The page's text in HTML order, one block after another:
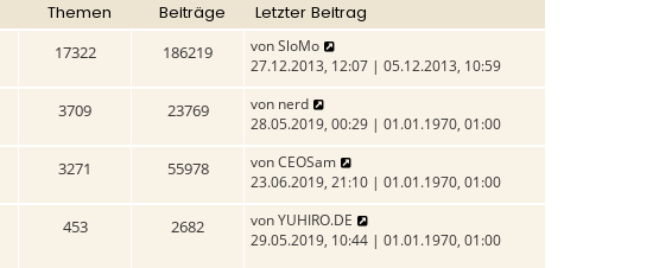
r
B
e
i
t
r
a
g
s
e
r
e
i
r
a
g
Themen Beiträge Letzter Beitrag
17322 186219 vonSloMo
e
u
s
t
e
r
B
e
i
27.12.2013, 12:07 | 05.12.2013, 10:59
3709 23769 von nerd
e
u
e
s
t
e
r
28.05.2019, 00:29 | 01.01.1970, 01:00
3271 55978 vonCEOSam
e
u
e
s
23.06.2019, 21:10 | 01.01.1970, 01:00
453 2682 vonYUHIRO.DE
e
29.05.2019, 10:44 | 01.01.1970, 01:00